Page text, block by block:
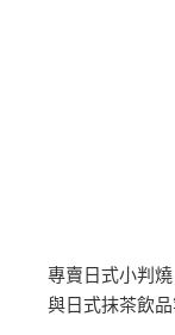
專賣日式小判
與日式抹茶飲